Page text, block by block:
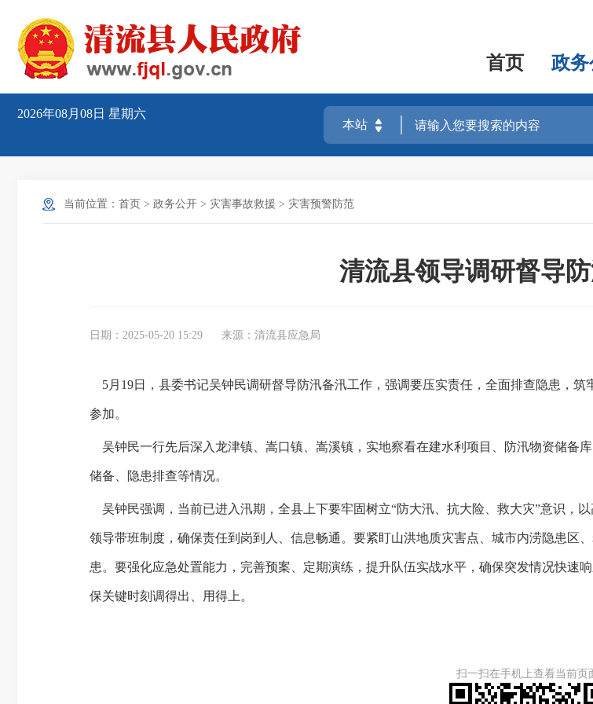
首页 政
2026年08月08日 星期六
当前位置： 首页 > 政务公开 > 灾害事故救援 > 灾害预警防范
清流县领导调研督导
日期：2025-05-20 15:29 来源：清流县应急局
5月19日，县委书记吴钟民调研督导防汛备汛工作，强调要压实责任，全面排查隐患，
参加。
吴钟民一行先后深入龙津镇、嵩口镇、嵩溪镇，实地察看在建水利项目、防汛物资储备
储备、隐患排查等情况。
吴钟民强调，当前已进入汛期，全县上下要牢固树立“防大汛、抗大险、救大灾”意识，
领导带班制度，确保责任到岗到人、信息畅通。要紧盯山洪地质灾害点、城市内涝隐患区
患。要强化应急处置能力，完善预案、定期演练，提升队伍实战水平，确保突发情况快速
保关键时刻调得出、用得上。
扫一扫在手机上查看当前页